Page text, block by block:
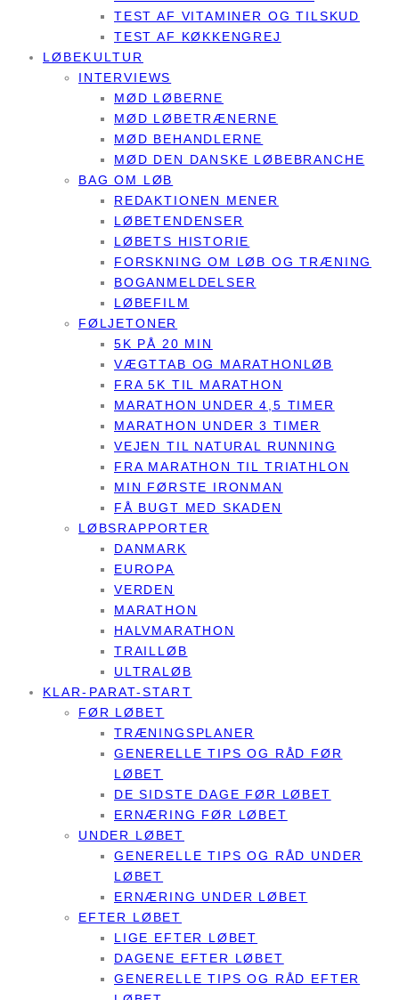
TEST AF VITAMINER OG TILSKUD
TEST AF KØKKENGREJ
LØBEKULTUR
INTERVIEWS
MØD LØBERNE
MØD LØBETRÆNERNE
MØD BEHANDLERNE
MØD DEN DANSKE LØBEBRANCHE
BAG OM LØB
REDAKTIONEN MENER
LØBETENDENSER
LØBETS HISTORIE
FORSKNING OM LØB OG TRÆNING
BOGANMELDELSER
LØBEFILM
FØLJETONER
5K PÅ 20 MIN
VÆGTTAB OG MARATHONLØB
FRA 5K TIL MARATHON
MARATHON UNDER 4,5 TIMER
MARATHON UNDER 3 TIMER
VEJEN TIL NATURAL RUNNING
FRA MARATHON TIL TRIATHLON
MIN FØRSTE IRONMAN
FÅ BUGT MED SKADEN
LØBSRAPPORTER
DANMARK
EUROPA
VERDEN
MARATHON
HALVMARATHON
TRAILLØB
ULTRALØB
KLAR-PARAT-START
FØR LØBET
TRÆNINGSPLANER
GENERELLE TIPS OG RÅD FØR
LØBET
DE SIDSTE DAGE FØR LØBET
ERNÆRING FØR LØBET
UNDER LØBET
GENERELLE TIPS OG RÅD UNDER
LØBET
ERNÆRING UNDER LØBET
EFTER LØBET
LIGE EFTER LØBET
DAGENE EFTER LØBET
GENERELLE TIPS OG RÅD EFTER